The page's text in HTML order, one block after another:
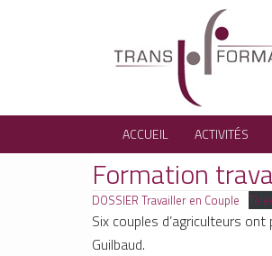
ACCUEIL ACTIVITÉS
Formation
DOSSIER Travailler en Couple
Six couples d’agriculteurs
Guilbaud.